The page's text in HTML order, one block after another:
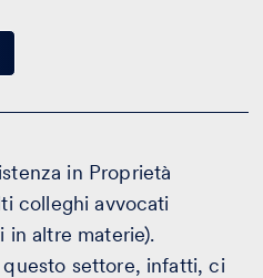
in Proprietà
colleghi avvocati
in altre materie).
questo settore, infatti, ci